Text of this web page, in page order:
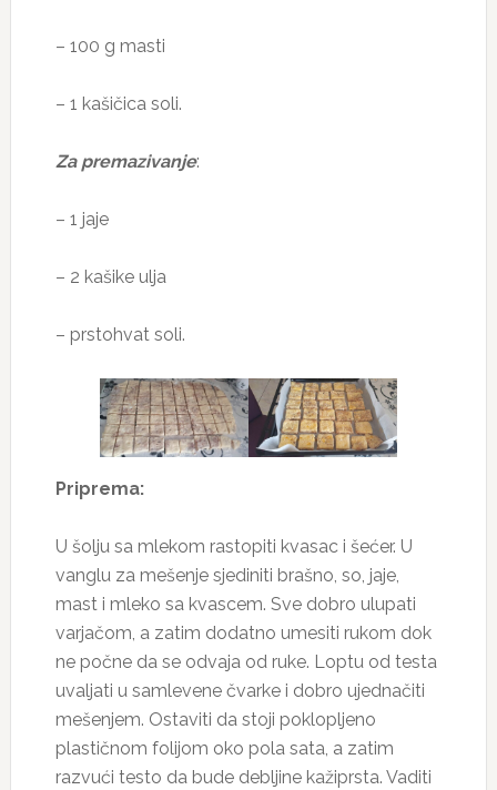
– 100 g masti
– 1 kašičica soli.
Za premazivanje:
– 1 jaje
– 2 kašike ulja
– prstohvat soli.
Priprema:
U šolju sa mlekom rastopiti kvasac i šećer. U
vanglu za mešenje sjediniti brašno, so, jaje,
mast i mleko sa kvascem. Sve dobro ulupati
varjačom, a zatim dodatno umesiti rukom dok
ne počne da se odvaja od ruke. Loptu od testa
uvaljati u samlevene čvarke i dobro ujednačiti
mešenjem. Ostaviti da stoji poklopljeno
plastičnom folijom oko pola sata, a zatim
razvući testo da bude debljine kažiprsta. Vaditi